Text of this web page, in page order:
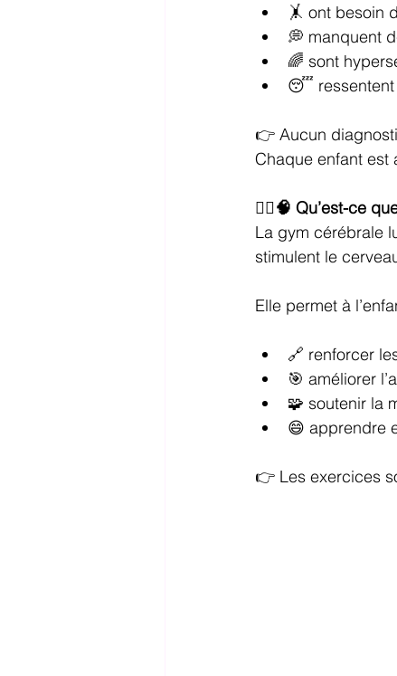
🤸 ont besoin
💭 manquent
🌈 sont
😴 ressentent
👉 Aucun
Chaque enfant est
🤸‍♂️🧠 Qu’est-ce
La gym cérébrale
stimulent le
Elle permet à
🔗 renforcer
🎯 améliorer
🧩 soutenir la
😄 apprendre
👉 Les exercices